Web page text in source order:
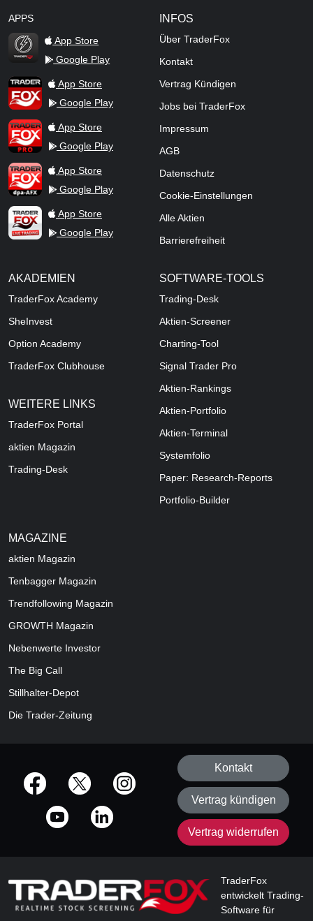
APPS
TraderFox Flash
App Store
Google Play
TraderFox AppApp Store
Google Play
TraderFox ProApp Store
Google Play
TraderFox dpa-AFX ProFeed
App Store
Google Play
TraderFox Live Trading
App Store
Google Play
INFOS
Über TraderFox
Kontakt
Vertrag Kündigen
Jobs bei TraderFox
Impressum
AGB
Datenschutz
Cookie-Einstellungen
Alle Aktien
Barrierefreiheit
AKADEMIEN
TraderFox Academy
SheInvest
Option Academy
TraderFox Clubhouse
WEITERE LINKS
TraderFox Portal
aktien Magazin
Trading-Desk
SOFTWARE-TOOLS
Trading-Desk
Aktien-Screener
Charting-Tool
Signal Trader Pro
Aktien-Rankings
Aktien-Portfolio
Aktien-Terminal
Systemfolio
Paper: Research-Reports
Portfolio-Builder
MAGAZINE
aktien Magazin
Tenbagger Magazin
Trendfollowing Magazin
GROWTH Magazin
Nebenwerte Investor
The Big Call
Stillhalter-Depot
Die Trader-Zeitung
offizielle Social Media-Accounts
Kontakt
Vertrag kündigen
Vertrag widerrufen
TraderFox
entwickelt Trading-
Software für